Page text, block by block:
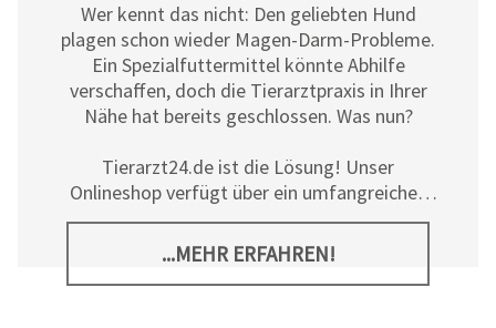
Wer kennt das nicht: Den geliebten Hund
plagen schon wieder Magen-Darm-Probleme.
Ein Spezialfuttermittel könnte Abhilfe
verschaffen, doch die Tierarztpraxis in Ihrer
Nähe hat bereits geschlossen. Was nun?
Tierarzt24.de ist die Lösung! Unser
Onlineshop verfügt über ein umfangreiches
Sortiment an Diät- und
Ergänzungsfuttermitteln, Pflegeprodukten
sowie allerlei tierischem Zubehör für Hunde,
Katzen und Pferde. Neben den hochwertigen
...MEHR ERFAHREN!